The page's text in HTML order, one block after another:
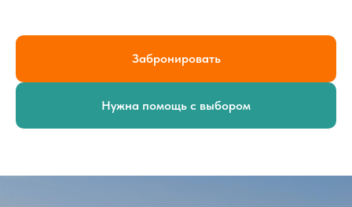
Забронировать
Нужна помощь с выбором